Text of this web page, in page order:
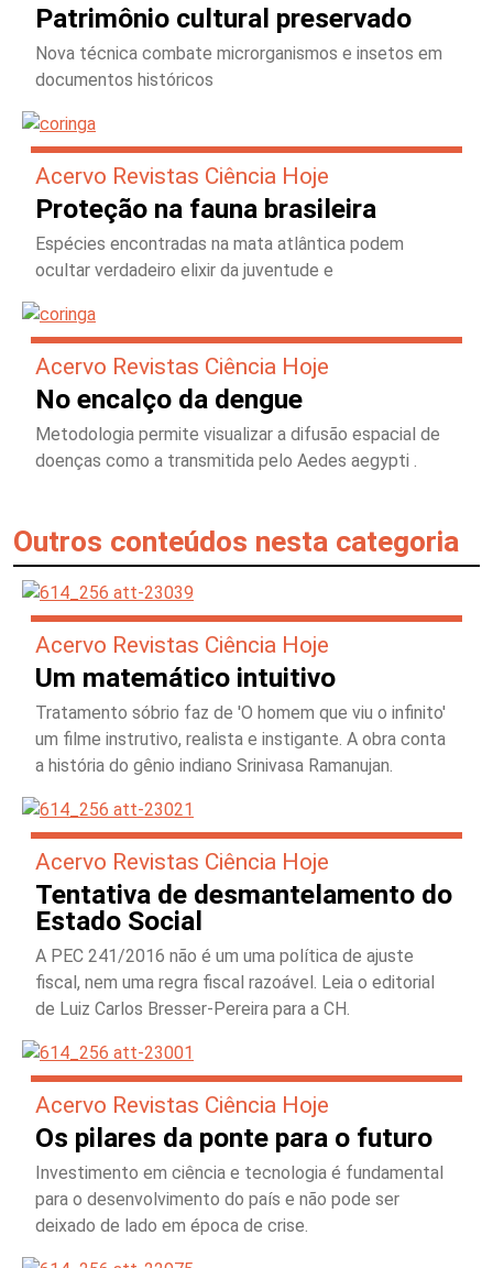
Patrimônio cultural preservado
Nova técnica combate microrganismos e insetos em
documentos históricos
Acervo Revistas Ciência Hoje
Proteção na fauna brasileira
Espécies encontradas na mata atlântica podem
ocultar verdadeiro elixir da juventude e
Acervo Revistas Ciência Hoje
No encalço da dengue
Metodologia permite visualizar a difusão espacial de
doenças como a transmitida pelo Aedes aegypti .
Outros conteúdos nesta categoria
Acervo Revistas Ciência Hoje
Um matemático intuitivo
Tratamento sóbrio faz de 'O homem que viu o infinito'
um filme instrutivo, realista e instigante. A obra conta
a história do gênio indiano Srinivasa Ramanujan.
Acervo Revistas Ciência Hoje
Tentativa de desmantelamento do
Estado Social
A PEC 241/2016 não é um uma política de ajuste
fiscal, nem uma regra fiscal razoável. Leia o editorial
de Luiz Carlos Bresser-Pereira para a CH.
Acervo Revistas Ciência Hoje
Os pilares da ponte para o futuro
Investimento em ciência e tecnologia é fundamental
para o desenvolvimento do país e não pode ser
deixado de lado em época de crise.